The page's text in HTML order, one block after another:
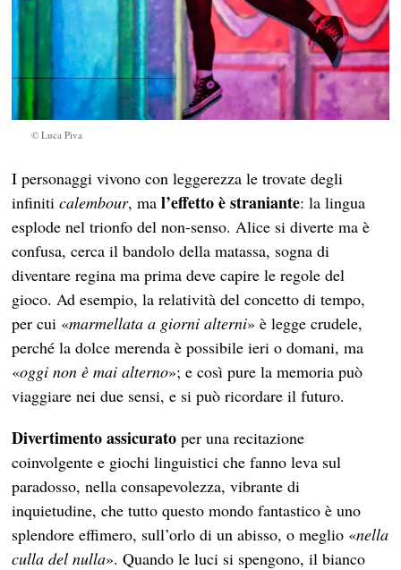
© Luca Piva
I personaggi vivono con leggerezza le trovate degli
infiniticalembour, mal’effetto è straniante: la lingua
esplode nel trionfo del non-senso. Alice si diverte ma è
confusa, cerca il bandolo della matassa, sogna di
diventare regina ma prima deve capire le regole del
gioco. Ad esempio, la relatività del concetto di tempo,
per cui «marmellata a giorni alterni» è legge crudele,
perché la dolce merenda è possibile ieri o domani, ma
«oggi non è mai alterno»; e così pure la memoria può
viaggiare nei due sensi, e si può ricordare il futuro.
Divertimento assicurato per una recitazione
coinvolgente e giochi linguistici che fanno leva sul
paradosso, nella consapevolezza, vibrante di
inquietudine, che tutto questo mondo fantastico è uno
splendore effimero, sull’orlo di un abisso, o meglio «nella
culla del nulla». Quando le luci si spengono, il bianco